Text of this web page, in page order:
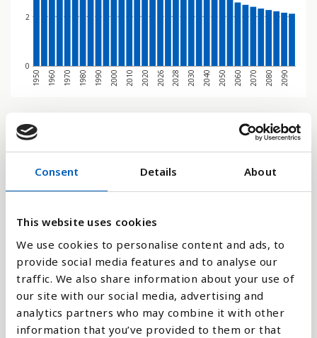
Consent Details About
This website uses cookies
We use cookies to personalise content and ads, to
provide social media features and to analyse our
traffic. We also share information about your use of
our site with our social media, advertising and
analytics partners who may combine it with other
information that you’ve provided to them or that
0
2
1950 1960 1970 1980 1990 2000 2010 2020 2026 2028 2030 2040 2050 2060 2070 2080 2090
Stapeldiagram
Linje
Jämför med: